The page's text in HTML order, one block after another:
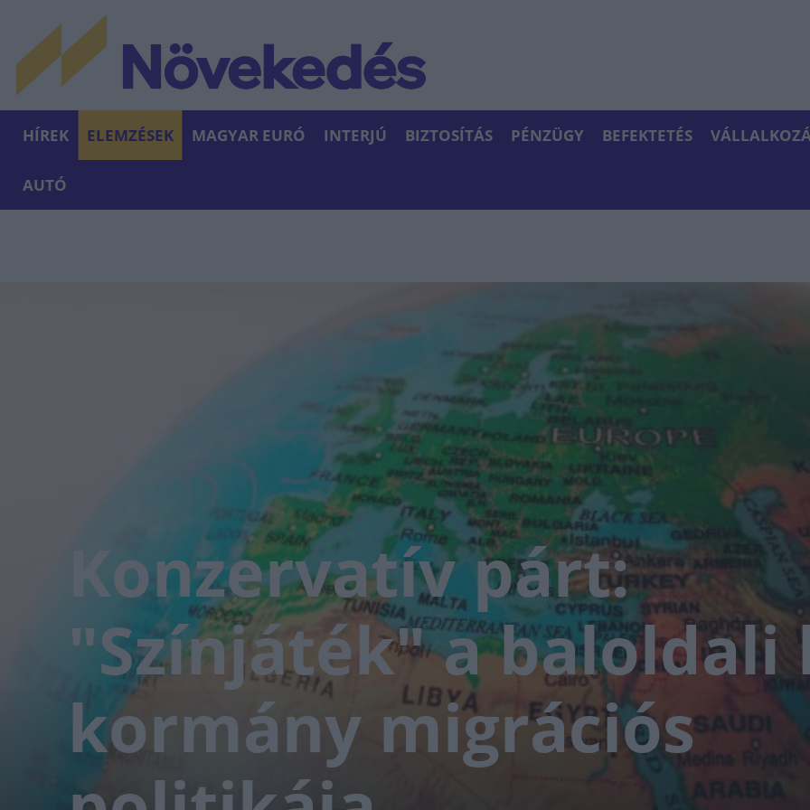
HÍREK ELEMZÉSEK MAGYAR EURÓ INTERJÚ BIZTOSÍTÁS PÉNZÜGY BEFEKTETÉS
AUTÓ
Konzervatív párt:
"Színjáték" a
kormány migrációs